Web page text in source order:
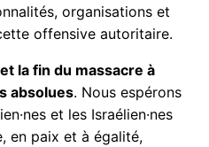
organisations et
offensive autoritaire.
la fin du massacre à
absolues. Nous espérons
et les Israélien·nes
en paix et à égalité,